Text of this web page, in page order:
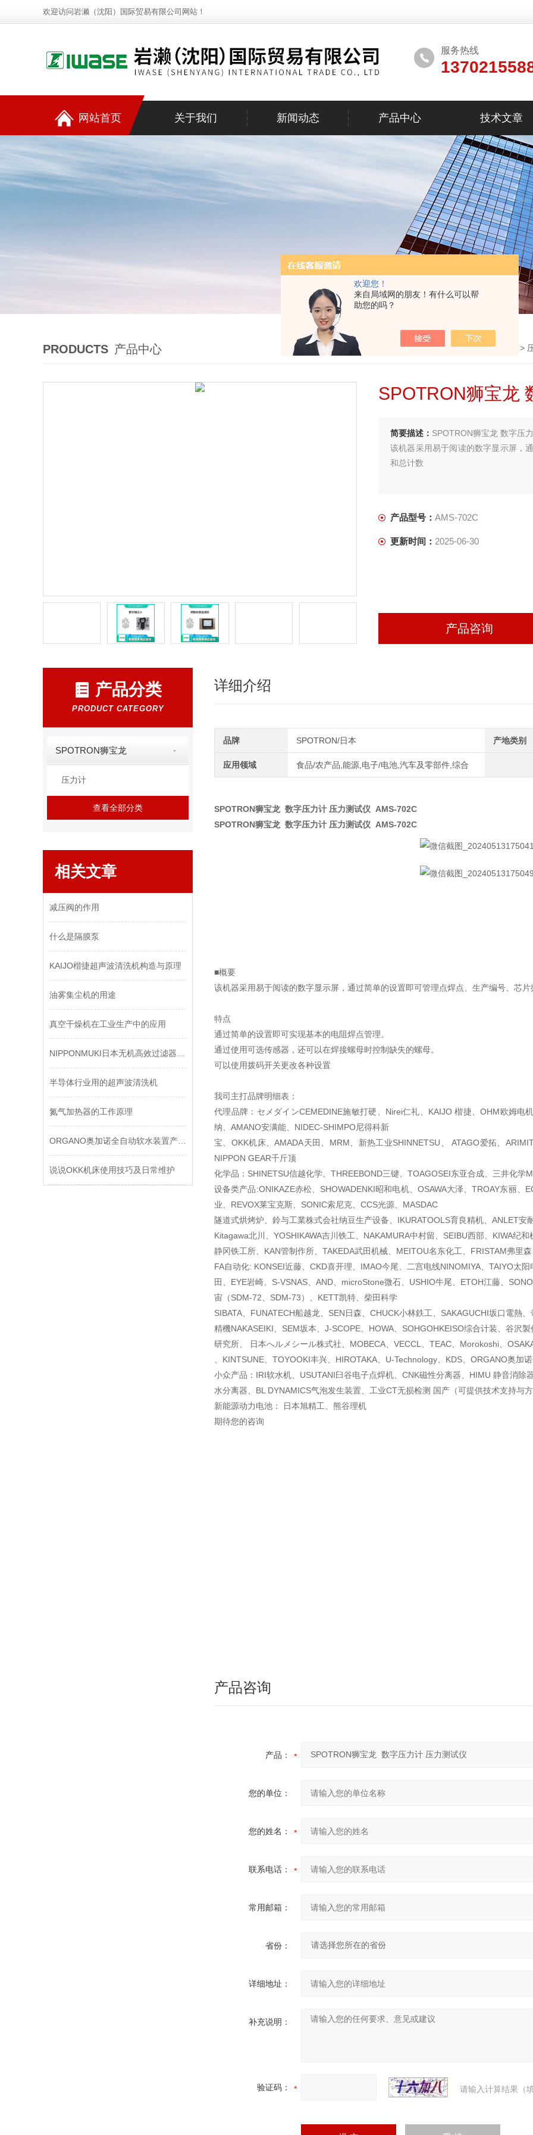
欢迎您！
来自局域网的朋友！有什么可以帮
助您的吗？
欢迎访问岩濑（沈阳）国际贸易有限公司网站！
服务热线
网站首页 关于我们 新闻动态 产品中心 技术文章
PRODUCTS 产品中心 首页>产品中心>SPOTRON狮宝龙 >
SPOTRON狮宝龙
简要描述： SPOTRON狮宝龙 数字压
该机器采用易于阅读的数字显示屏，
和总计数
产品型号： AMS-702C
更新时间： 2025-06-30
产品咨询
产品分类
PRODUCT CATEGORY
SPOTRON狮宝龙
压力计
查看全部分类
相关文章
减压阀的作用
什么是隔膜泵
KAIJO楷捷超声波清洗机构造与原理
油雾集尘机的用途
真空干燥机在工业生产中的应用
半导体行业用的超声波清洗机
氮气加热器的工作原理
说说OKK机床使用技巧及日常维护
详细介绍
品牌 SPOTRON/日本 产地类别
应用领域 食品/农产品,能源,电子/电池,汽车及零部件,综合
SPOTRON狮宝龙 数字压力计 压力测试仪 AMS-702C
SPOTRON狮宝龙 数字压力计 压力测试仪 AMS-702C
■概要
该机器采用易于阅读的数字显示屏，通过简单的设置即可管理点焊点、生产编号、芯
特点
通过简单的设置即可实现基本的电阻焊点管理。
通过使用可选传感器，还可以在焊接螺母时控制缺失的螺母。
可以使用拨码开关更改各种设置
我司主打品牌明细表：
代理品牌：セメダインCEMEDINE施敏打硬、Nirei仁礼、KAIJO 楷捷、OHM欧姆电机
纳、AMANO安满能、NIDEC-SHIMPO尼得科新
宝、OKK机床、AMADA天田、MRM、新热工业SHINNETSU、 ATAGO爱拓、
NIPPON GEAR千斤顶
化学品：SHINETSU信越化学、THREEBOND三键、TOAGOSEI东亚合成、三井化学
设备类产品:ONIKAZE赤松、SHOWADENKI昭和电机、OSAWA大泽、TROAY东丽、
业、REVOX莱宝克斯、SONIC索尼克、CCS光源、MASDAC
隧道式烘烤炉、鈴与工業株式会社纳豆生产设备、IKURATOOLS育良精机、ANLET安耐
Kitagawa北川、YOSHIKAWA吉川铁工、NAKAMURA中村留、SEIBU西部、KIWA纪
静冈铁工所、KAN管制作所、TAKEDA武田机械、MEITOU名东化工、FRISTAM弗里
FA自动化: KONSEI近藤、CKD喜开理、IMAO今尾、二宫电线NINOMIYA、TAIYO太
田、EYE岩崎、S-VSNAS、AND、microStone微石、USHIO牛尾、ETOH江藤、
宙（SDM-72、SDM-73）、KETT凯特、柴田科学
SIBATA、FUNATECH船越龙、SEN日森、CHUCK小林鉄工、SAKAGUCHI坂口電熱
精機NAKASEIKI、SEM坂本、J-SCOPE、HOWA、SOHGOHKEISO综合计装、谷沢製
研究所、 日本へルメシール株式社、MOBECA、VECCL、TEAC、Morokoshi、
、KINTSUNE、TOYOOKI丰兴、HIROTAKA、U-Technology、KDS、ORGANO奥加
小众产品：IRI软水机、USUTANI臼谷电子点焊机、CNK磁性分离器、HIMU 静音消除
水分离器、BL DYNAMICS气泡发生装置、工业CT无损检测 国产（可提供技术支持与方
新能源动力电池： 日本旭精工、熊谷理机
期待您的咨询
产品咨询
产品：
您的单位：
您的姓名：
联系电话：
常用邮箱：
省份：
详细地址：
补充说明：
验证码： 请输入计算结果（